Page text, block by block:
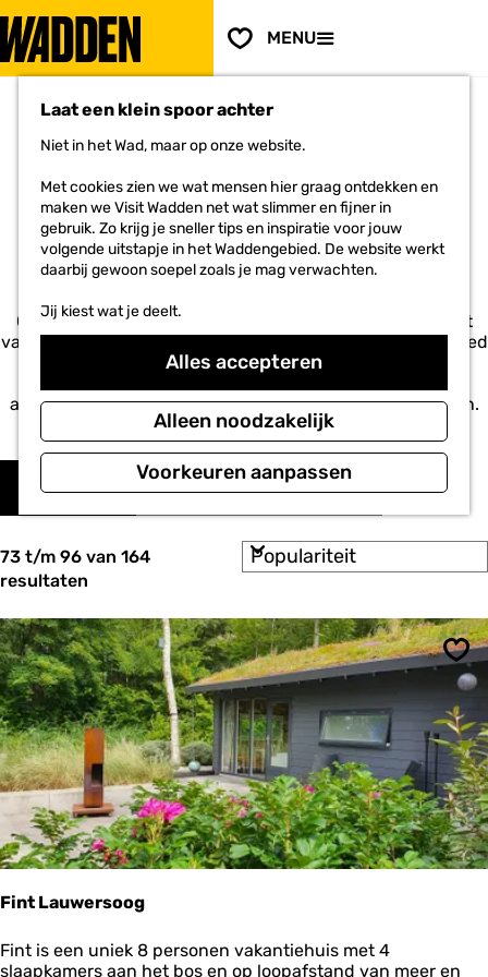
Laat een klein spoor achter
Niet in het Wad, maar op onze website.
Met cookies zien we wat mensen hier graag ontdekken en
maken we Visit Wadden net wat slimmer en fijner in
gebruik. Zo krijg je sneller tips en inspiratie voor jouw
volgende uitstapje in het Waddengebied. De website werkt
daarbij gewoon soepel zoals je mag verwachten.
Jij kiest wat je deelt.
Alles accepteren
Alleen noodzakelijk
Voorkeuren aanpassen
G
a
v
r
e
MENU
ACCOMMODATIES IN HET
WADDENGEBIED
Of je nu op de Waddeneilanden verblijft óf langs de kust
van Noord-Holland, Friesland of Groningen. Het hele gebied
heeft een ruime keuze aan hotels, campings, Bed &
aanbod. Boek snel een overgetelijk verblijf op de Wadden.
Voel je vrij!
W
a
t
z
o
e
k
j
e
Filter
r
e
e
r
o
p
:
73 t/m 96 van 164
resultaten
S
r
e
e
r
o
p
:
Fint Lauwersoog
F
i
Fint is een uniek 8 personen vakantiehuis met 4
slaapkamers aan het bos en op loopafstand van meer en